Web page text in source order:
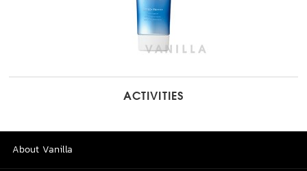
ACTIVITIES
About Vanilla